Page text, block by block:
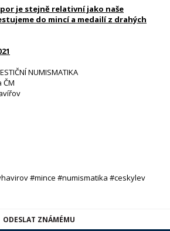
je stejně relativní jako naše
do mincí a medailí z drahých
NUMISMATIKA
ČM
#mince #numismatika #ceskylev
ODESLAT ZNÁMÉMU